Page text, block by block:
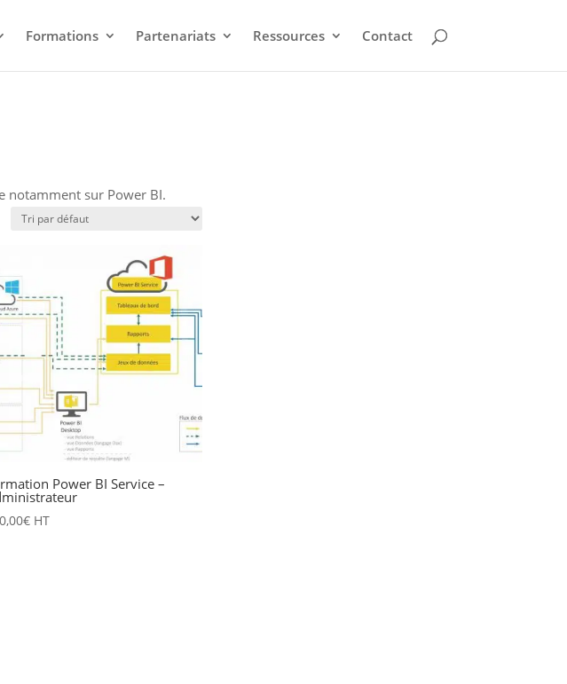
Formations Partenariats Ressources Contact
notamment sur Power BI.
Power BI Service –
€ HT